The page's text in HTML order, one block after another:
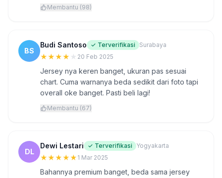
Membantu (98)
BS
Budi Santoso ✓ Terverifikasi Surabaya
★★★★ ★ 20 Feb 2025
Jersey nya keren banget, ukuran pas sesuai
chart. Cuma warnanya beda sedikit dari foto tapi
overall oke banget. Pasti beli lagi!
Membantu (67)
DL
Dewi Lestari ✓ Terverifikasi Yogyakarta
★★★★★ 1 Mar 2025
Bahannya premium banget, beda sama jersey